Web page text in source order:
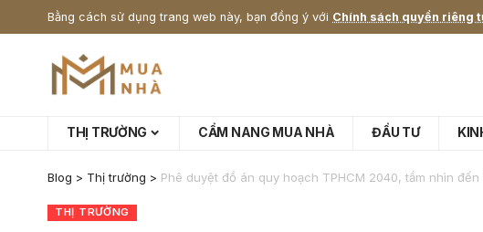
Bằng cách sử dụng trang web này, bạn đồng ý với Chính sách quyền riêng
THỊ TRƯỜNG CẨM NANG MUA NHÀ ĐẦU TƯ
Blog > Thị trường > Phê duyệt đồ án quy hoạch TPHCM 2040, tầm nhìn đến
THỊ TRƯỜNG